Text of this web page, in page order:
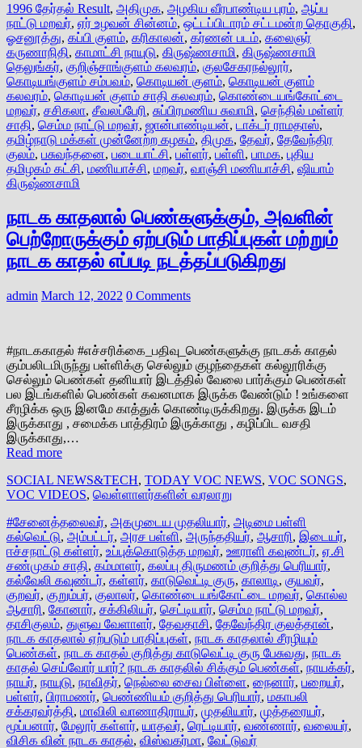
1996 தேர்தல் Result, அதிமுக, அழகிய வீரபாண்டிய புரம், ஆப்ப
நாட்டு மறவர், ஏர் உழவன் சின்னம், ஒட்டப்பிடாரம் சட்டமன்ற தொகுதி,
ஓசனூத்து, கப்பி குளம், கரிகாலன், கர்ணன் படம், கலைஞர்
கருணாநிதி, காமாட்சி நாயுடு, கிருஷ்ணசாமி, கிருஷ்ணசாமி
தெலுங்கர், குறிஞ்சாங்குளம் கலவரம், குலசேகரநல்லூர்,
கொடியங்குளம் சம்பவம், கொடியன் குளம், கொடியன் குளம்
கலவரம், கொடியன் குளம் சாதி கலவரம், கொண்டையங்கோட்டை
மறவர், சசிகலா, சீவலப்பேரி, சுப்பிரமணிய சுவாமி, செந்தில் மள்ளர்
சாதி, செம்ம நாட்டு மறவர், ஜான்பாண்டியன், டாக்டர் ராமதாஸ்,
தமிழ்நாடு மக்கள் முன்னேற்ற கழகம், திமுக, தேவர், தேவேந்திர
குலம், பசுவந்தனை, படையாட்சி, பள்ளர், பள்ளி, பாமக, புதிய
தமிழகம் கட்சி, மணியாச்சி, மறவர், வாஞ்சி மணியாச்சி, ஷியாம்
கிருஷ்ணசாமி
நாடக காதலால் பெண்களுக்கும், அவளின்
பெற்றோருக்கும் ஏற்படும் பாதிப்புகள் மற்றும்
நாடக காதல் எப்படி நடத்தப்படுகிறது
admin March 12, 2022 0 Comments
#நாடககாதல் #எச்சரிக்கை_பதிவு_பெண்களுக்கு நாடகக் காதல்
கும்பலிடமிருந்து பள்ளிக்கு செல்லும் குழந்தைகள் கல்லூரிக்கு
செல்லும் பெண்கள் தனியார் இடத்தில் வேலை பார்க்கும் பெண்கள்
பல இடங்களில் பெண்கள் கவனமாக இருக்க வேண்டும் ! உங்களை
சீரழிக்க ஒரு இனமே காத்துக் கொண்டிருக்கிறது. இருக்க இடம்
இருக்காது , சமைக்க பாத்திரம் இருக்காது , கழிப்பிட வசதி
இருக்காது,…
Read more
SOCIAL NEWS&TECH, TODAY VOC NEWS, VOC SONGS,
VOC VIDEOS, வெள்ளாளர்களின் வரலாறு
#சேனைத்தலைவர், அகமுடைய முதலியார், அடிமை பள்ளி
கல்வெட்டு, அம்பட்டர், அரச பள்ளி, அருந்ததியர், ஆசாரி, இடையர்,
ஈச்சநாட்டு கள்ளர், உப்புக்கொடுத்த மறவர், ஊராளி கவுண்டர், ஏ.சி
சண்முகம் சாதி, கம்மாளர், கலப்பு திருமணம் குறித்து பெரியார்,
கல்வேலி கவுண்டர், கள்ளர், காடுவெட்டி குரு, காலாடி, குயவர்,
குறவர், குறும்பர், குலாலர், கொண்டையங்கோட்டை மறவர், கொல்ல
ஆசாரி, கோனார், சக்கிலியர், செட்டியார், செம்ம நாட்டு மறவர்,
தாசிகுலம், துளுவ வேளாளர், தேவதாசி, தேவேந்திர குலத்தான்,
நாடக காதலால் ஏற்படும் பாதிப்புகள், நாடக காதலால் சீரழியும்
பெண்கள், நாடக காதல் குறித்து காடுவெட்டி குரு பேசுவது, நாடக
காதல் செய்வோர் யார்? நாடக காதலில் சிக்கும் பெண்கள், நாயக்கர்,
நாயர், நாயுடு, நாவிதர், நெல்லை சைவ பிள்ளை, நைனார், பறையர்,
பள்ளர், பிராமணர், பெண்ணியம் குறித்து பெரியார், மகாபலி
சக்கரவர்த்தி, மாவிலி வாணாதிராயர், முதலியார், முத்தரையர்,
மூப்பனார், மேலூர் கள்ளர், யாதவர், ரெட்டியார், வண்ணார், வலையர்,
விசிக வின் நாடக காதல், விஸ்வகர்மா, வேட்டுவர்